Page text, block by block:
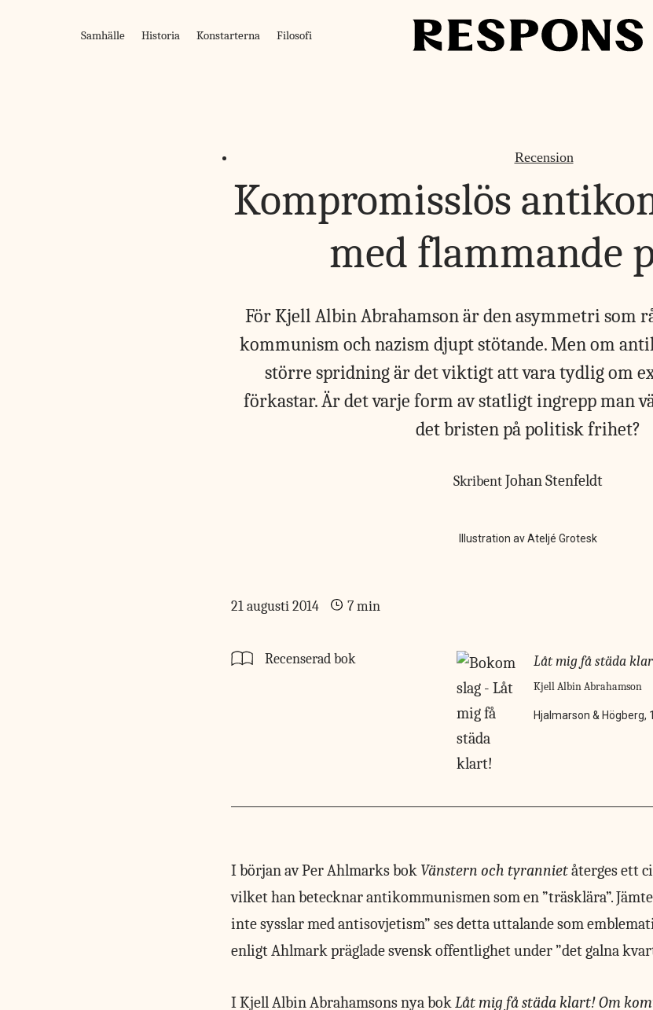
Samhälle Historia Konstarterna Filosofi
Recension
Kompromisslös
med flammande
För Kjell Albin Abrahamson är den asymmetri som
kommunism och nazism djupt stötande. Men om
större spridning är det viktigt att vara tydlig om
förkastar. Är det varje form av statligt ingrepp man
det bristen på politisk frihet?
SkribentJohan Stenfeldt
Illustration av Ateljé Grotesk
21 augusti 2014 7 min
Recenserad bok Låt mig få städa
Kjell Albin Abrahamson
Hjalmarson & Högberg,
I början avPer Ahlmarks bok Vänstern och tyrannietåterges ett
vilket han betecknar antikommunismen som en ”träsklära”.
inte sysslar med antisovjetism” ses detta uttalande som
enligt Ahlmark präglade svensk offentlighet under ”det galna
I Kjell Albin Abrahamsons nya bokLåt mig få städa klart!Om